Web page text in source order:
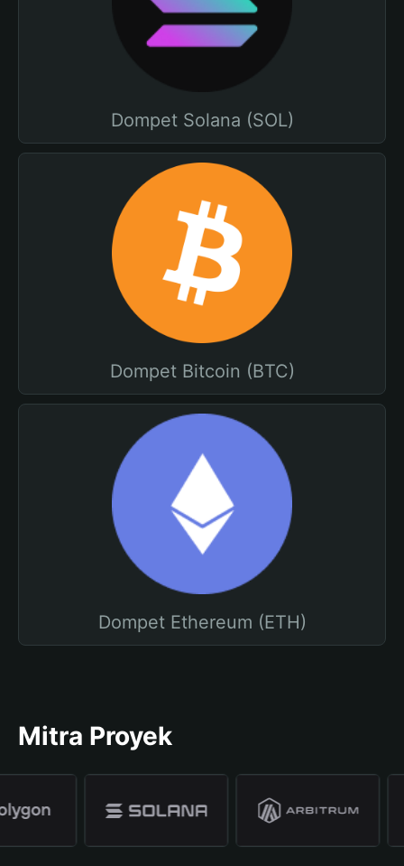
Dompet Solana (SOL)
Dompet Bitcoin (BTC)
Dompet Ethereum (ETH)
Mitra Proyek